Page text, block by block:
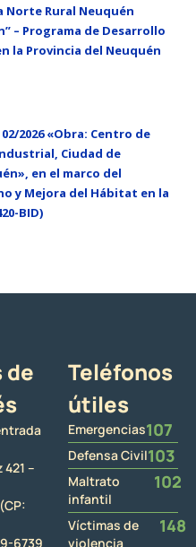
Norte Rural Neuquén
– Programa de Desarrollo
la Provincia del Neuquén
2026 «Obra: Centro de
Ciudad de
en el marco del
y Mejora del Hábitat en la
BID)
de
–
6739
Teléfonos
útiles
Emergencias107
Defensa Civil103
Maltrato
infantil
102
Víctimas de
violencia
148